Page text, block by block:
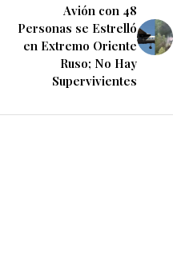
Avión con 48
Personas se Estrelló
en Extremo Oriente
Ruso; No Hay
Supervivientes